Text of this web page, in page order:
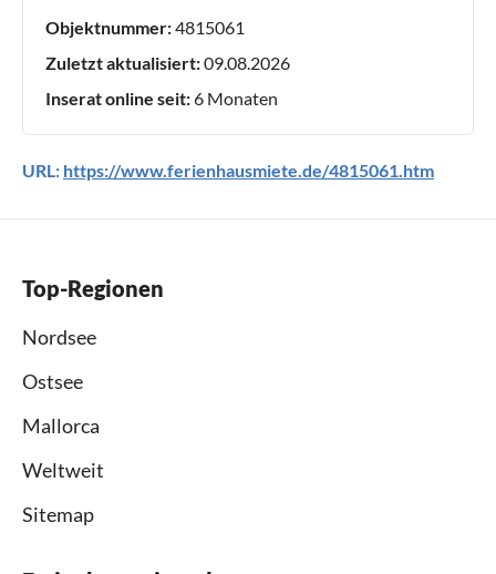
Objektnummer:4815061
Zuletzt aktualisiert:09.08.2026
Inserat online seit:6 Monaten
URL: https://www.ferienhausmiete.de/4815061.htm
Top-Regionen
Nordsee
Ostsee
Mallorca
Weltweit
Sitemap